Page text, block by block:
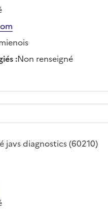
:Non renseigné
javs diagnostics(60210)